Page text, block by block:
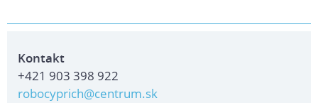
Kontakt
+421 903 398 922
robocyprich@centrum.sk